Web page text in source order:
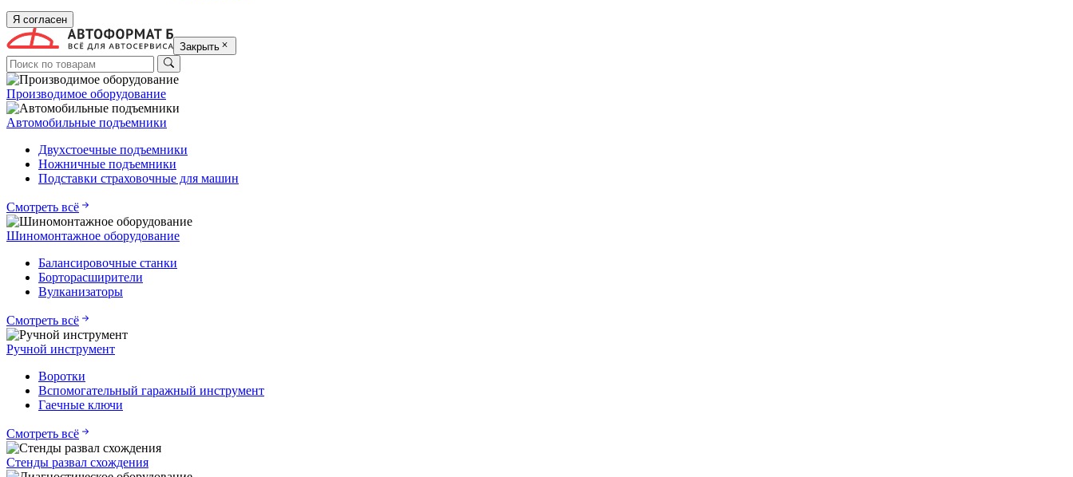
Я согласен
Закрыть
Производимое оборудование
Автомобильные подъемники
Двухстоечные подъемники
Ножничные подъемники
Подставки страховочные для машин
Смотреть всё
Шиномонтажное оборудование
Балансировочные станки
Борторасширители
Вулканизаторы
Смотреть всё
Ручной инструмент
Воротки
Вспомогательный гаражный инструмент
Гаечные ключи
Смотреть всё
Стенды развал схождения